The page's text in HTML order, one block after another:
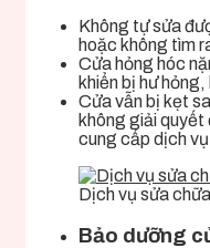
Không tự sửa
hoặc không tìm
Cửa hỏng hóc
khiển bị hư
Cửa vẫn bị kẹt
không giải quyết
cung cấp dịch
Dịch vụ sửa
Bảo dưỡng